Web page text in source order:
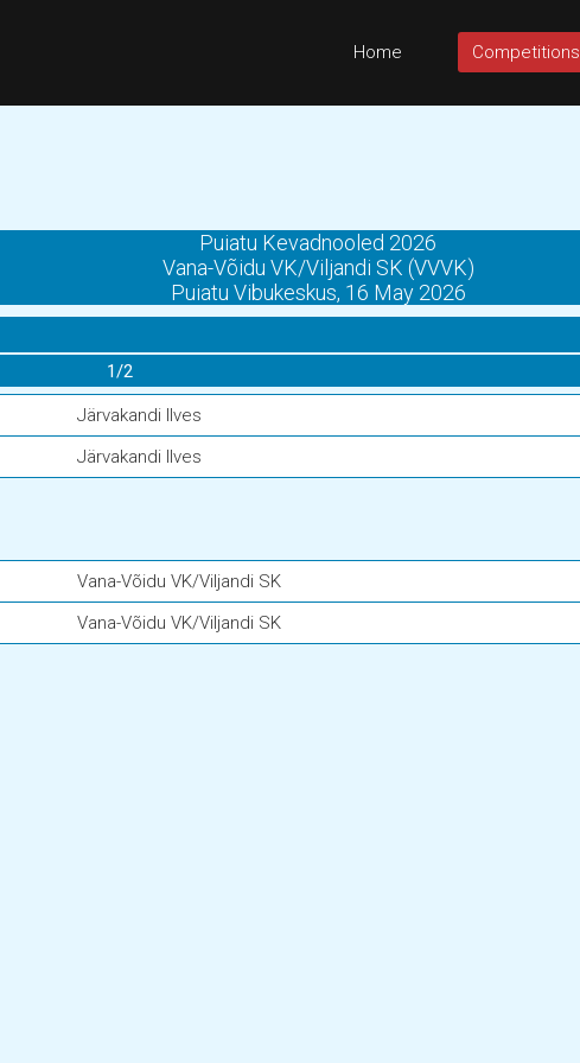
Home Competitions
Puiatu Kevadnooled 2026
Vana-Võidu VK/Viljandi SK (VVVK)
Puiatu Vibukeskus, 16 May 2026
1/2
Järvakandi Ilves
Järvakandi Ilves
Vana-Võidu VK/Viljandi SK
Vana-Võidu VK/Viljandi SK